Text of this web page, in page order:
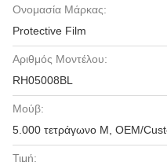
Ονομασία Μάρκας:
Protective Film
Αριθμός Μοντέλου:
RH05008BL
Μούβ:
5.000 τετράγωνο Μ, OEM/
Τιμή: